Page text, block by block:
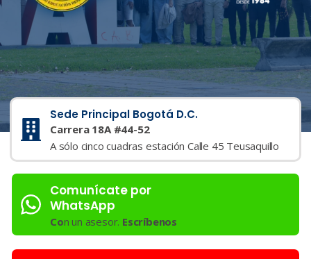
Sede Principal Bogotá D.C.
Carrera 18A #44-52
A sólo cinco cuadras estación Calle 45 Teusaquillo
Comunícate por
WhatsApp
Con un asesor. Escríbenos